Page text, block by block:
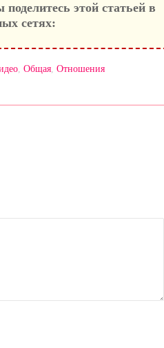
этой статьей в
сетях:
, Общая, Отношения